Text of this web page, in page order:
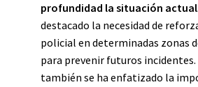
profundidad la situación actual
destacado la necesidad de
policial en determinadas zonas
para prevenir futuros
también se ha enfatizado la